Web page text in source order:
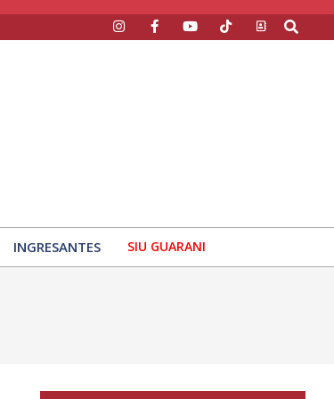
Search
INGRESANTES SIU GUARANI